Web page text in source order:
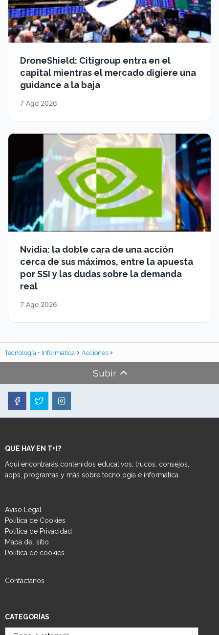
DroneShield: Citigroup entra en el
capital mientras el mercado digiere una
guidance a la baja
7 Ago 2026
Nvidia: la doble cara de una acción
cerca de sus máximos, entre la apuesta
por SSI y las dudas sobre la demanda
real
7 Ago 2026
Tecnología + Informática Acciones
Subir
QUE HAY EN T+I?
Aquí encontrarás contenidos educativos, trucos, consejos,
apps, programas y más sobre tecnología e informática.
Aviso Legal
Política de Cookies
Política de Privacidad
Mapa del sitio
Política de cookies
Contáctanos
CATEGORÍAS